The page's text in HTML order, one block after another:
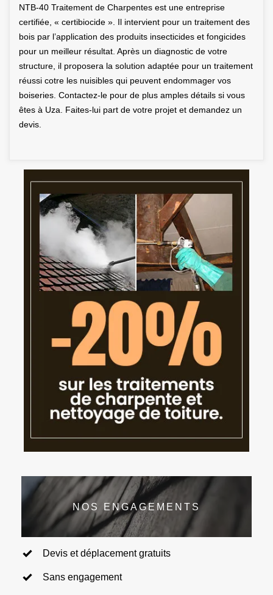
NTB-40 Traitement de Charpentes est une entreprise
certifiée, « certibiocide ». Il intervient pour un traitement des
bois par l’application des produits insecticides et fongicides
pour un meilleur résultat. Après un diagnostic de votre
structure, il proposera la solution adaptée pour un traitement
réussi cotre les nuisibles qui peuvent endommager vos
boiseries. Contactez-le pour de plus amples détails si vous
êtes à Uza. Faites-lui part de votre projet et demandez un
devis.
NOS ENGAGEMENTS
Devis et déplacement gratuits
Sans engagement